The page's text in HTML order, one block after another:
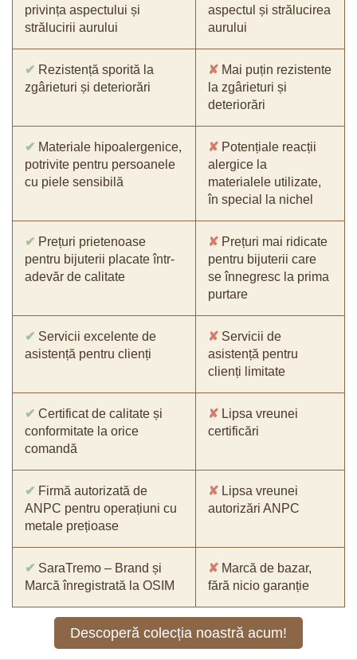
privința aspectului și
strălucirii aurului
aspectul și strălucirea
aurului
✔ Rezistență sporită la
zgârieturi și deteriorări
✘ Mai puțin rezistente
la zgârieturi și
deteriorări
✔ Materiale hipoalergenice,
potrivite pentru persoanele
cu piele sensibilă
✘ Potențiale reacții
alergice la
materialele utilizate,
în special la nichel
✔ Prețuri prietenoase
pentru bijuterii placate într-
adevăr de calitate
✘ Prețuri mai ridicate
pentru bijuterii care
se înnegresc la prima
purtare
✔ Servicii excelente de
asistență pentru clienți
✘ Servicii de
asistență pentru
clienți limitate
✔ Certificat de calitate și
conformitate la orice
comandă
✘ Lipsa vreunei
certificări
✔ Firmă autorizată de
ANPC pentru operațiuni cu
metale prețioase
✘ Lipsa vreunei
autorizări ANPC
✔ SaraTremo – Brand și
Marcă înregistrată la OSIM
✘ Marcă de bazar,
fără nicio garanție
Descoperă colecția noastră acum!